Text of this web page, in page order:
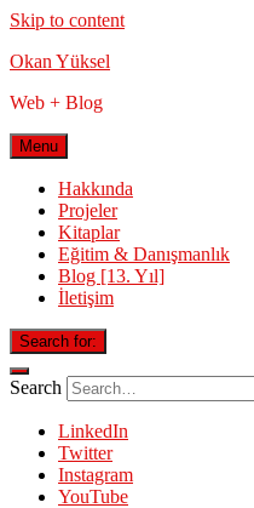
Skip to content
Okan Yüksel
Web + Blog
Menu
Hakkında
Projeler
Kitaplar
Eğitim & Danışmanlık
Blog [13. Yıl]
İletişim
Search for:
Search
LinkedIn
Twitter
Instagram
YouTube